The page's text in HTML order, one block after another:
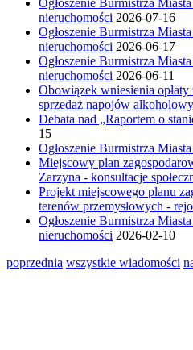
Ogłoszenie Burmistrza
nieruchomości 2026-07-16
Ogłoszenie Burmistrza
nieruchomości 2026-06-17
Ogłoszenie Burmistrza
nieruchomości 2026-06-11
Obowiązek wniesienia
sprzedaż napojów
Debata nad „Raportem o
15
Ogłoszenie Burmistrza
Miejscowy plan
Zarzyna - konsultacje
Projekt miejscowego planu
terenów przemysłowych -
Ogłoszenie Burmistrza
nieruchomości 2026-02-10
poprzednia wszystkie wiadomości